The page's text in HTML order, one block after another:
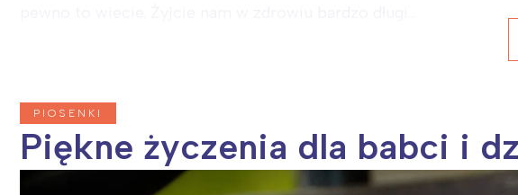
PIOSENKI
Piękne życzenia dla babci i